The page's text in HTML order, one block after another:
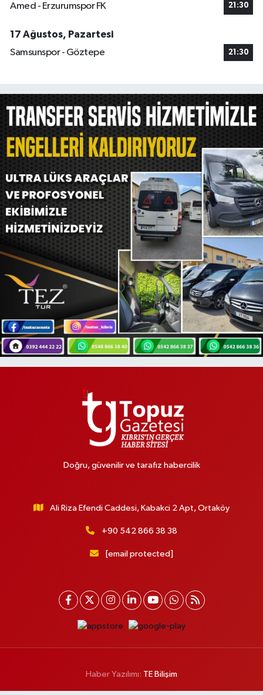
Amed - Erzurumspor FK 21:30
17 Ağustos, Pazartesi
Samsunspor - Göztepe
21:30
Doğru, güvenilir ve tarafız habercilik
Ali Riza Efendi Caddesi, Kabakci 2 Apt, Ortaköy
+90 542 866 38 38
[email protected]
Haber Yazılımı: TE Bilişim